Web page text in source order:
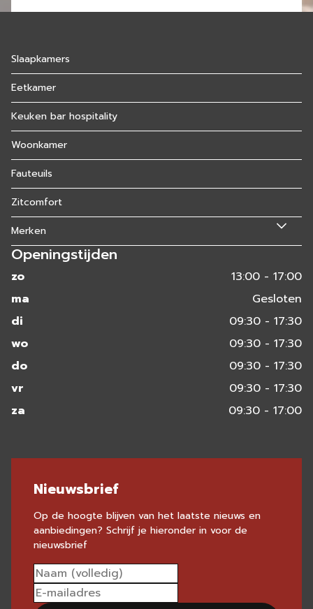
Slaapkamers
Eetkamer
Keuken bar hospitality
Woonkamer
Fauteuils
Zitcomfort
Merken
Openingstijden
zo
13:00 - 17:00
ma
Gesloten
di
09:30 - 17:30
wo
09:30 - 17:30
do
09:30 - 17:30
vr
09:30 - 17:30
za
09:30 - 17:00
Nieuwsbrief
Op de hoogte blijven van het laatste nieuws en
aanbiedingen? Schrijf je hieronder in voor de
nieuwsbrief